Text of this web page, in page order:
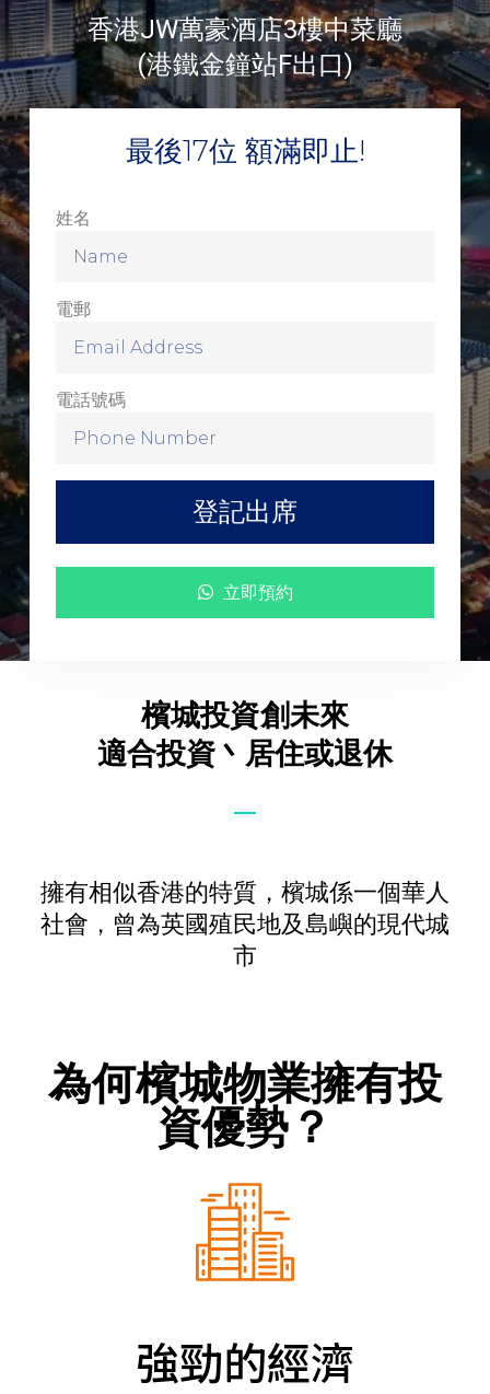
香港JW萬豪酒店3樓中菜廳
(港鐵金鐘站F出口)
最後17位 額滿即止!
姓名
電郵
電話號碼
登記出席
立即預約
檳城投資創未來
適合投資丶居住或退休
擁有相似香港的特質，檳城係一個華人
社會，曾為英國殖民地及島嶼的現代城
市
為何檳城物業擁有投
資優勢？
強勁的經濟